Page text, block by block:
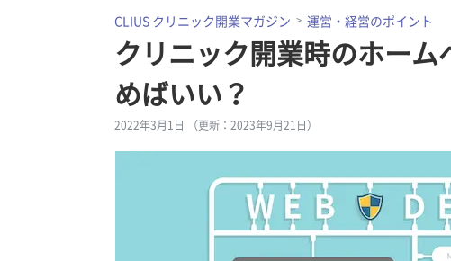
CLIUS クリニック開業マガジン 運営・経営のポイント
クリニック開業時のホー
めばいい？
2022年3月1日 （更新：2023年9月21日）